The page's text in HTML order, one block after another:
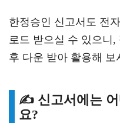
한정승인 신고서도 전
로드 받으실 수 있으니
후 다운 받아 활용해 보
✍️ 신고서에는 어
요?